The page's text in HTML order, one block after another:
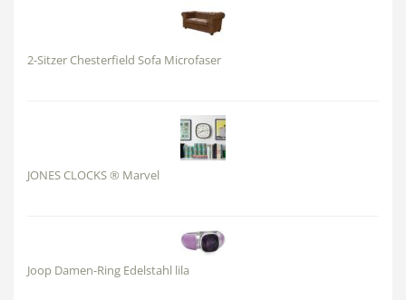
2-Sitzer Chesterfield Sofa Microfaser
JONES CLOCKS ® Marvel
Joop Damen-Ring Edelstahl lila